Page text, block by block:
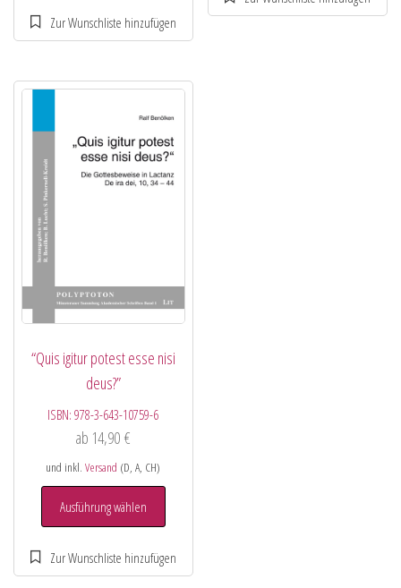
“Quis igitur potest esse nisi
deus?”
ISBN:978-3-643-10759-6
ab 14,90€
und inkl.Versand (D, A, CH)
Ausführung wählen